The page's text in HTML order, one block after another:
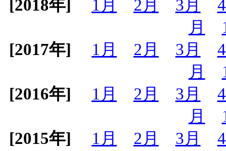
[2018年] 1月 2月 3月
月
[2017年]
1月 2月 3月
月
[2016年]
1月 2月 3月
月
[2015年]
1月 2月 3月